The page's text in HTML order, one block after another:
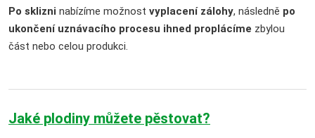
Po sklizni nabízíme možnost vyplacení zálohy, následně po
ukončení uznávacího procesu ihned proplácíme zbylou
část nebo celou produkci.
Jaké plodiny můžete pěstovat?